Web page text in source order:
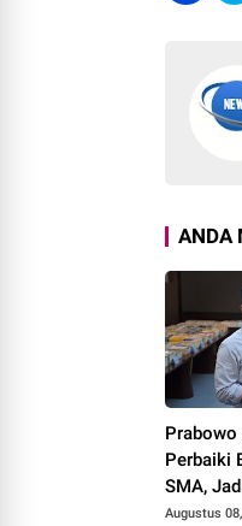
ANDA
Prabowo
Perbaiki
SMA,
Lain
Augustus